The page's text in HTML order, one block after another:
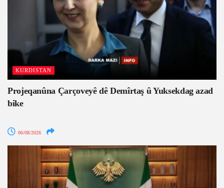
KURDISTAN
Projeqanûna Çarçoveyê dê Demîrtaş û Yuksekdag azad
bike
06/08/2026